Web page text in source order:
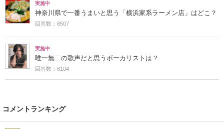
実施中
神奈川県で一番うまいと思う「横浜家系ラーメン店」はどこ？
回答数：8507
実施中
唯一無二の歌声だと思うボーカリストは？
回答数：8104
コメントランキング